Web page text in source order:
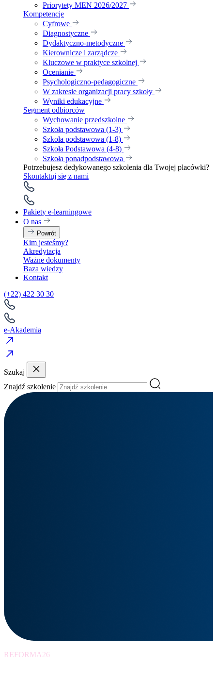
Priorytety MEN 2026/2027
Kompetencje
Cyfrowe
Diagnostyczne
Dydaktyczno-metodyczne
Kierownicze i zarządcze
Kluczowe w praktyce szkolnej
Ocenianie
Psychologiczno-pedagogiczne
W zakresie organizacji pracy szkoły
Wyniki edukacyjne
Segment odbiorców
Wychowanie przedszkolne
Szkoła podstawowa (1-3)
Szkoła podstawowa (1-8)
Szkoła Podstawowa (4-8)
Szkoła ponadpodstawowa
Potrzebujesz dedykowanego szkolenia dla Twojej placówki?
Skontaktuj się z nami
Pakiety e-learningowe
O nas
Powrót
Kim jesteśmy?
Akredytacja
Ważne dokumenty
Baza wiedzy
Kontakt
(+22) 422 30 30
e-Akademia
Szukaj
Znajdź szkolenie
REFORMA26